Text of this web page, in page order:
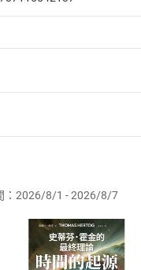
第19條第1項後段暨通
之商品即代表知悉本
不得請求退貨退款。
單或辦理退貨時，請
申請進行審核，待審核
放入購物車
Shopping cart
：2026/8/1 - 2026/8/7